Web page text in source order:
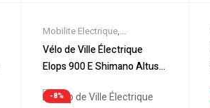
Mobilite Electrique,
Nouveautes,Promos &
Soldes,Vélo électrique ville,
Vélo de Ville Électrique
Elops 900 E Shimano Altus
Marine 2022
-8%